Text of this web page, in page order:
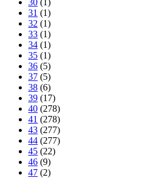
31 (1)
32 (1)
33 (1)
34 (1)
35 (1)
36 (5)
37 (5)
38 (6)
39 (17)
40 (278)
41 (278)
43 (277)
44 (277)
45 (22)
46 (9)
47 (2)